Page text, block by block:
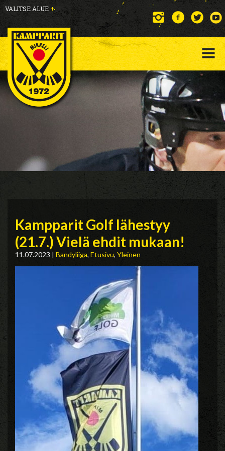
VALITSE ALUE +
Kampparit Golf lähestyy
(21.7.) Vielä ehdit mukaan!
11.07.2023 | Bandyliiga, Etusivu, Yleinen